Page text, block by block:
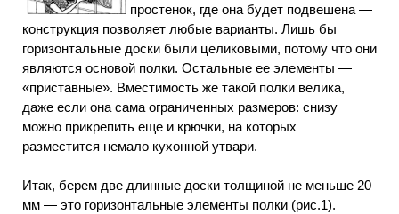
простенок, где она будет подвешена —
конструкция позволяет любые варианты. Лишь бы
горизонтальные доски были целиковыми, потому что они
являются основой полки. Остальные ее элементы —
«приставные». Вместимость же такой полки велика,
даже если она сама ограниченных размеров: снизу
можно прикрепить еще и крючки, на которых
разместится немало кухонной утвари.
Итак, берем две длинные доски толщиной не меньше 20
мм — это горизонтальные элементы полки (рис.1).